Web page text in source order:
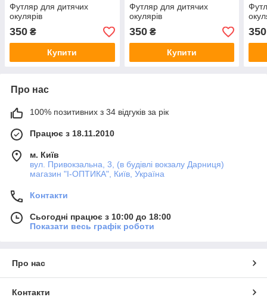
Футляр для дитячих
окулярів
350 ₴
Купити
Футляр для дитячих
окулярів
350₴
Купити
350
Про нас
100% позитивних з 34 відгуків за рік
Працює з 18.11.2010
м. Київ
вул. Привокзальна, 3, (в будівлі вокзалу Дарниця)
магазин "I-ОПТИКА", Київ, Україна
Контакти
Сьогодні працює з 10:00 до 18:00
Показати весь графік роботи
Про нас
Контакти